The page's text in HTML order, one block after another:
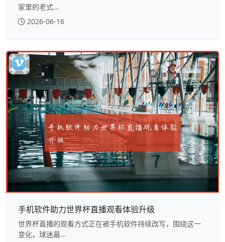
家里的老式...
2026-06-16
手机软件助力世界杯直播观看体验升级
世界杯直播的观看方式正在被手机软件持续改写，围绕这一
变化，球迷最...